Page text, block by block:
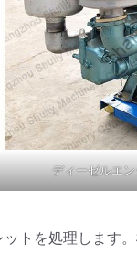
ディーゼルエ
トを処理します